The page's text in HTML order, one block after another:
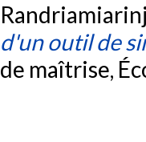
d'un outil de
de maîtrise,